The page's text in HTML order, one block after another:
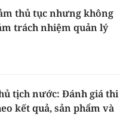
thủ tục nhưng không
trách nhiệm quản lý
tịch nước: Đánh giá thi
kết quả, sản phẩm và